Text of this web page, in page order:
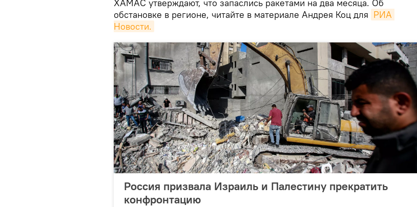
ХАМАС утверждают, что запаслись ракетами на два месяца. Об
обстановке в регионе, читайте в материале Андрея Коц для РИА
Новости.
Россия призвала Израиль и Палестину прекратить
конфронтацию